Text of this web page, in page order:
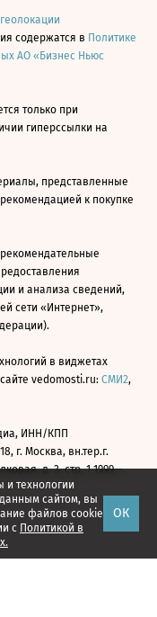
технологии
сайтом, вы
файлов cookie
с Политикой в
ОК
содержатся в Политике
АО «Бизнес Ньюс
только при
гиперссылки на
представленные
к покупке
и анализа сведений,
сети «Интернет»,
в виджетах
vedomosti.ru: СМИ2,
ИНН/КПП
г. Москва, вн.тер.г.
д. 3, стр. 1 1999—